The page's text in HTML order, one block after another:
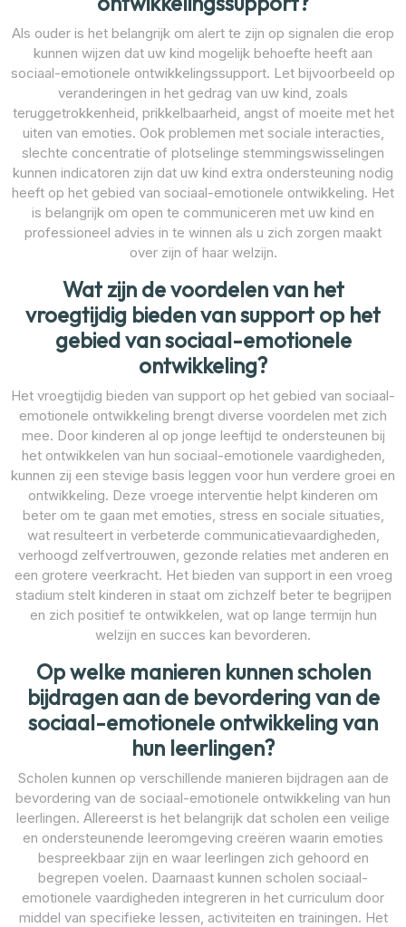
Als ouder is het belangrijk om alert te zijn op signalen die erop
kunnen wijzen dat uw kind mogelijk behoefte heeft aan
sociaal-emotionele ontwikkelingssupport. Let bijvoorbeeld op
veranderingen in het gedrag van uw kind, zoals
teruggetrokkenheid, prikkelbaarheid, angst of moeite met het
uiten van emoties. Ook problemen met sociale interacties,
slechte concentratie of plotselinge stemmingswisselingen
kunnen indicatoren zijn dat uw kind extra ondersteuning nodig
heeft op het gebied van sociaal-emotionele ontwikkeling. Het
is belangrijk om open te communiceren met uw kind en
professioneel advies in te winnen als u zich zorgen maakt
over zijn of haar welzijn.
Wat zijn de voordelen van het
vroegtijdig bieden van support op het
gebied van sociaal-emotionele
ontwikkeling?
Het vroegtijdig bieden van support op het gebied van sociaal-
emotionele ontwikkeling brengt diverse voordelen met zich
mee. Door kinderen al op jonge leeftijd te ondersteunen bij
het ontwikkelen van hun sociaal-emotionele vaardigheden,
kunnen zij een stevige basis leggen voor hun verdere groei en
ontwikkeling. Deze vroege interventie helpt kinderen om
beter om te gaan met emoties, stress en sociale situaties,
wat resulteert in verbeterde communicatievaardigheden,
verhoogd zelfvertrouwen, gezonde relaties met anderen en
een grotere veerkracht. Het bieden van support in een vroeg
stadium stelt kinderen in staat om zichzelf beter te begrijpen
en zich positief te ontwikkelen, wat op lange termijn hun
welzijn en succes kan bevorderen.
Op welke manieren kunnen scholen
bijdragen aan de bevordering van de
sociaal-emotionele ontwikkeling van
hun leerlingen?
Scholen kunnen op verschillende manieren bijdragen aan de
bevordering van de sociaal-emotionele ontwikkeling van hun
leerlingen. Allereerst is het belangrijk dat scholen een veilige
en ondersteunende leeromgeving creëren waarin emoties
bespreekbaar zijn en waar leerlingen zich gehoord en
begrepen voelen. Daarnaast kunnen scholen sociaal-
emotionele vaardigheden integreren in het curriculum door
middel van specifieke lessen, activiteiten en trainingen. Het